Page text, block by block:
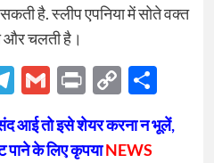
है. स्लीप एपनिया में सोते वक्त
और चलती है।
Telegram
Gmail
Print
Copy
Link
आई तो इसे शेयर करना न भूलें,
के लिए कृपयाNEWS